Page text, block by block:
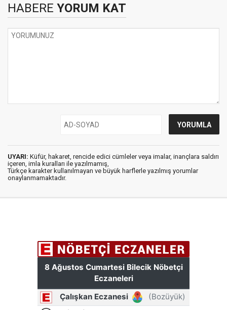
HABERE YORUM KAT
UYARI: Küfür, hakaret, rencide edici cümleler veya imalar, inançlara saldırı
içeren, imla kuralları ile yazılmamış,
Türkçe karakter kullanılmayan ve büyük harflerle yazılmış yorumlar
onaylanmamaktadır.